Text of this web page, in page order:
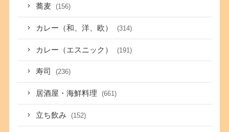
蕎麦 (156)
カレー（和、洋、欧） (314)
カレー（エスニック） (191)
寿司 (236)
居酒屋・海鮮料理 (661)
立ち飲み (152)